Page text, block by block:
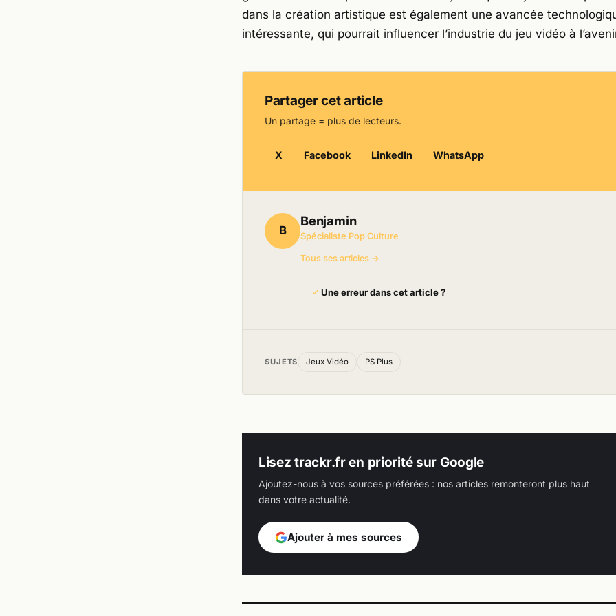
dans la création artistique est également une avancée
intéressante, qui pourrait influencer l’industrie du jeu vidéo à
Partager cet article
Un partage = plus de lecteurs.
X Facebook LinkedIn WhatsApp
B
Benjamin
Spécialiste Pop Culture
Tous ses articles →
Une erreur dans cet article ?
SUJETS Jeux Vidéo PS Plus
Lisez trackr.fr en priorité sur Google
Ajoutez-nous à vos sources préférées : nos articles remonteront plus haut
dans votre actualité.
Ajouter à mes sources